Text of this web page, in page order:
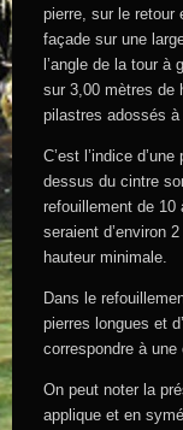
pierre, sur le retour
façade sur une
l’angle de la tour à
sur 3,00 mètres de
pilastres adossés
C’est l’indice
dessus du cintre
refouillement de
seraient d’environ
hauteur minimale.
Dans le
pierres longues et
correspondre à une
On peut noter la
applique et en